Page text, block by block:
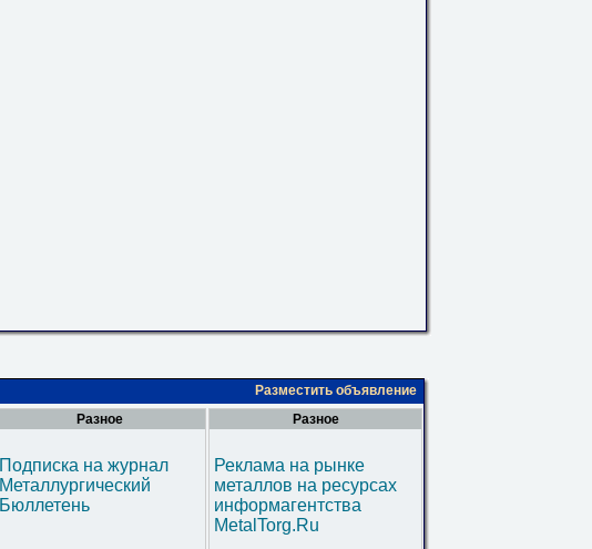
Разместить объявление
Разное
Подписка на журнал
Металлургический
Бюллетень
Разное
Реклама на рынке
металлов на ресурсах
информагентства
MetalTorg.Ru